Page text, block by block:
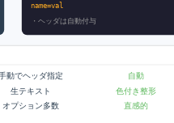
name=val
JSON・ヘッダは自動付与
動でヘッダ指定 自動
生テキスト 色付き整形
オプション多数 直感的